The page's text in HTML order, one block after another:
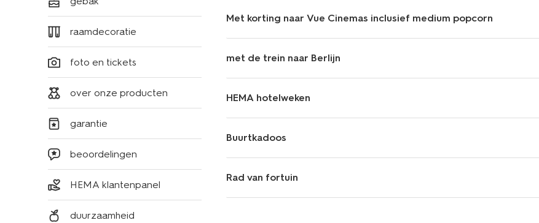
raamdecoratie
foto en tickets
over onze producten
garantie
beoordelingen
HEMA klantenpanel
duurzaamheid
Met korting naar Vue Cinemas inclusief medium popcorn
met de trein naar Berlijn
HEMA hotelweken
Buurtkadoos
Rad van fortuin